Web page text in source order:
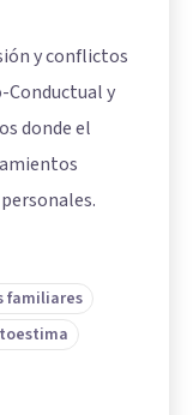
y conflictos
Conductual y
donde el
familiares